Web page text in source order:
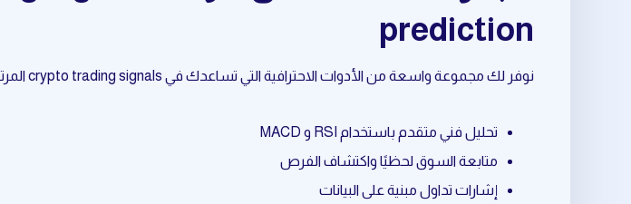
prediction
نوفر لك مجموعة واسعة من الأدوات الاحترافية التي تساعدك في crypto trading signals المرتبط بـ crypto prediction، بما في ذلك:
تحليل فني متقدم باستخدام RSI و MACD
متابعة السوق لحظيًا واكتشاف الفرص
إشارات تداول مبنية على البيانات